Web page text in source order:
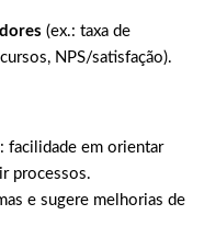
(ex.: taxa de
NPS/satisfação).
: facilidade em orientar
processos.
e sugere melhorias de